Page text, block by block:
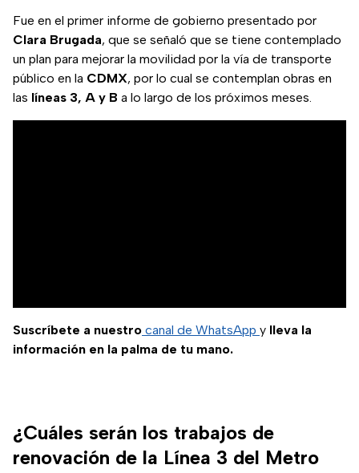
Fue en el primer informe de gobierno presentado por
Clara Brugada, que se señaló que se tiene contemplado
un plan para mejorar la movilidad por la vía de transporte
público en la CDMX, por lo cual se contemplan obras en
las líneas 3, A y B a lo largo de los próximos meses.
Suscríbete a nuestro canal de WhatsApp y lleva la
información en la palma de tu mano.
¿Cuáles serán los trabajos de
renovación de la Línea 3 del Metro